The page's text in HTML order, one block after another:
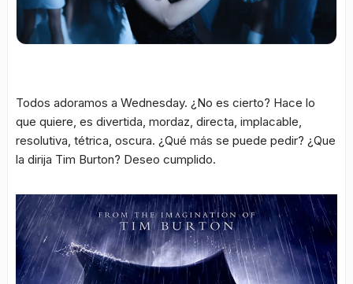
Todos adoramos a Wednesday. ¿No es cierto? Hace lo
que quiere, es divertida, mordaz, directa, implacable,
resolutiva, tétrica, oscura. ¿Qué más se puede pedir? ¿Que
la dirija Tim Burton? Deseo cumplido.